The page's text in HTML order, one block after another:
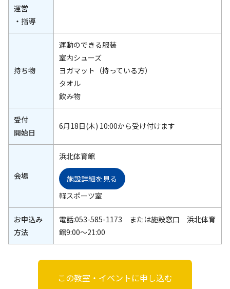
運営
・指導
持ち物
運動のできる服装
室内シューズ
ヨガマット（持っている方）
タオル
飲み物
受付
開始日
6月18日(木) 10:00から受け付けます
会場
浜北体育館
施設詳細を見る
軽スポーツ室
お申込み
方法
電話:053-585-1173 または施設窓口 浜北体育
館9:00～21:00
この教室・イベントに申し込む